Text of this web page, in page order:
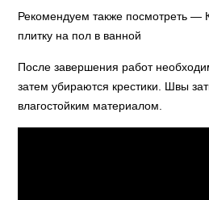
Рекомендуем также посмотреть —
плитку на пол в ванной
После завершения работ
затем убираются крестики. Швы
влагостойким материалом.